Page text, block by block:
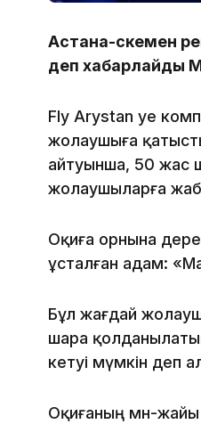
Астана-Өскемен
деп хабарлайды
Fly Arystan әуе
жолаушыға
айтуынша, 50 жас
жолаушыларға
Оқиға орнына
ұсталған адам:
Бұл жағдай
шара
кетуі мүмкін деп
Оқиғаның мән-